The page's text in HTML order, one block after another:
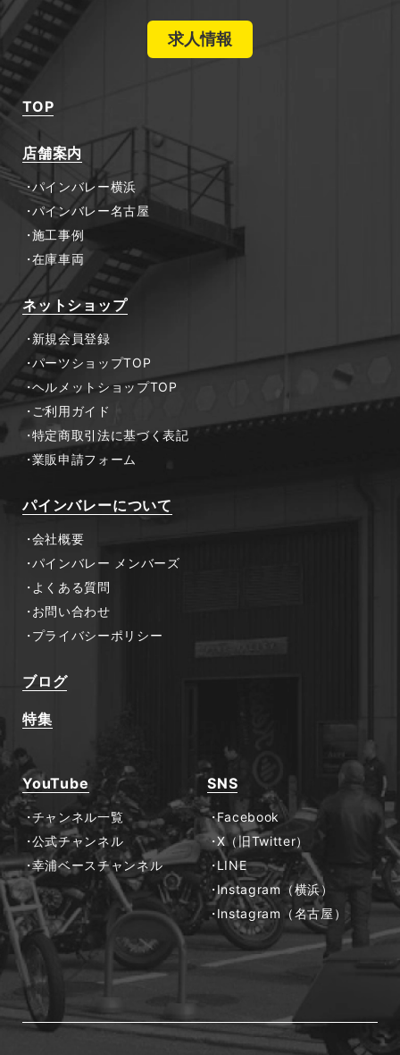
求人情報
TOP
店舗案内
パインバレー横浜
パインバレー名古屋
施工事例
在庫車両
ネットショップ
新規会員登録
パーツショップTOP
ヘルメットショップTOP
ご利用ガイド
特定商取引法に基づく表記
業販申請フォーム
パインバレーについて
会社概要
パインバレー メンバーズ
よくある質問
お問い合わせ
プライバシーポリシー
ブログ
特集
YouTube
チャンネル一覧
公式チャンネル
幸浦ベースチャンネル
SNS
Facebook
X（旧Twitter）
LINE
Instagram（横浜）
Instagram（名古屋）